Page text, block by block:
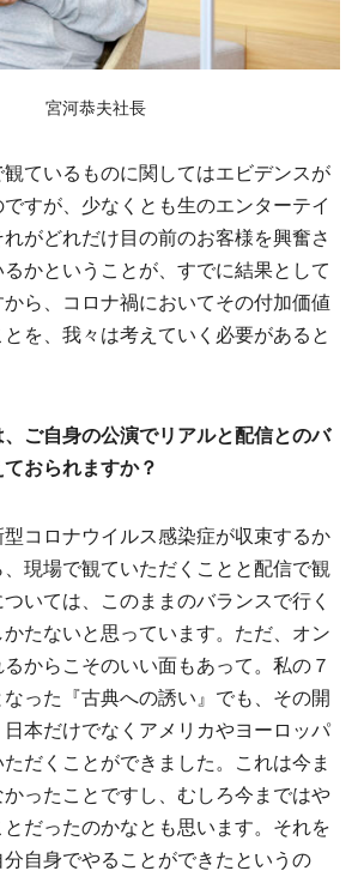
宮河恭夫社長
ているものに関してはエビデンスが
すが、少なくとも生のエンターテイ
がどれだけ目の前のお客様を興奮さ
かということが、すでに結果として
ら、コロナ禍においてその付加価値
を、我々は考えていく必要があると
ご自身の公演でリアルと配信とのバ
おられますか？
コロナウイルス感染症が収束するか
現場で観ていただくことと配信で観
いては、このままのバランスで行く
たないと思っています。ただ、オン
からこそのいい面もあって。私の７
った『古典への誘い』でも、その開
本だけでなくアメリカやヨーロッパ
だくことができました。これは今ま
ったことですし、むしろ今まではや
だったのかなとも思います。それを
自身でやることができたというの